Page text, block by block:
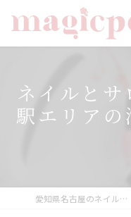
ネイルと
駅エリア
愛知県名古屋のネイルならnailsalon magicpop